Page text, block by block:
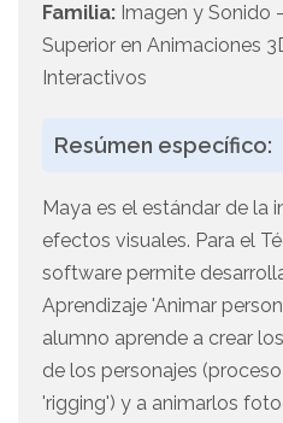
Familia: Imagen y Sonido -
Superior en Animaciones
Interactivos
Resúmen específico:
Maya es el estándar de la
efectos visuales. Para el
software permite
Aprendizaje 'Animar
alumno aprende a crear
de los personajes
'rigging') y a animarlos